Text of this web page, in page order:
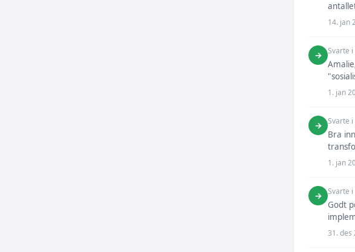
14. jan
→ Svarte i
1. jan
→ Svarte i
Bra
1. jan
→ Svarte i
Godt
31. des